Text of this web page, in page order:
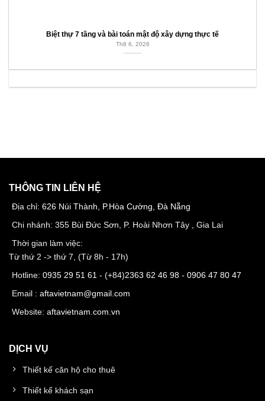
Biệt thự 7 tầng và bài toán mật độ xây dựng thực tế
Th8 6, 2026
THÔNG TIN LIÊN HỆ
Địa chỉ: 626 Núi Thành, P.Hòa Cường, Đà Nẵng
Chi nhánh: 355 Bùi Đức Sơn, P. Hoài Nhơn Tây , Gia Lai
Thời gian làm việc:
Từ thứ 2 -> thứ 7, (Từ 8h - 17h)
Hotline: 0935 29 51 61 - (+84)2363 62 46 98 - 0906 47 80 47
Email : aftavietnam@gmail.com
Website: aftavietnam.com.vn
DỊCH VỤ
Thiết kế căn hộ cho thuê
Thiết kế khách sạn